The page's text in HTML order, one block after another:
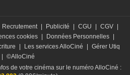
Recrutement Publicité CGU CGV
cookies Données Personnelles
Les services AlloCiné
Gérer Utiq
©AlloCiné
de votre cinéma sur le numéro AlloCiné :